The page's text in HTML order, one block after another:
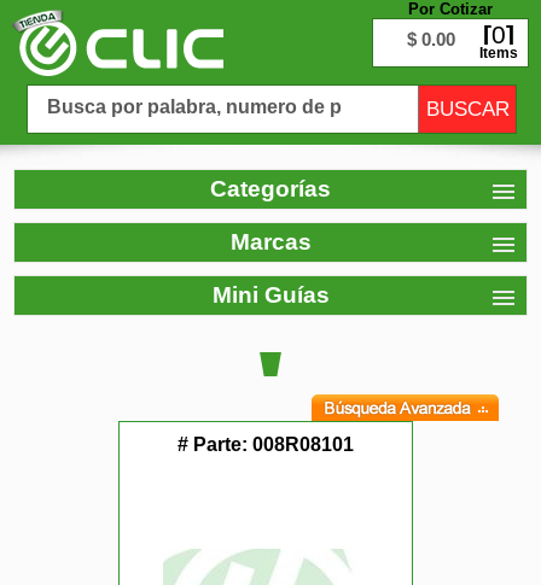
Por Cotizar
$ 0.00 0
Items
Categorías
Marcas
Mini Guías
# Parte: 008R08101